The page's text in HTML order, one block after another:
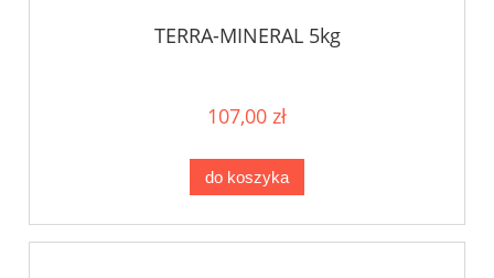
TERRA-MINERAL 5kg
107,00 zł
do koszyka